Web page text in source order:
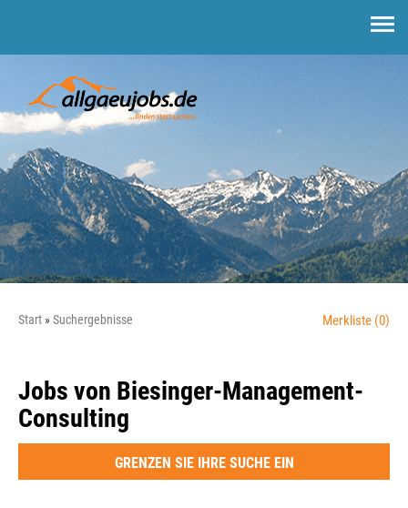
Start Suchergebnisse Merkliste (0)
Jobs von Biesinger-Management-
Consulting
GRENZEN SIE IHRE SUCHE EIN